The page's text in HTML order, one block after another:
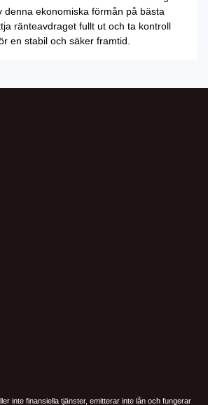
denna ekonomiska förmån på bästa
ränteavdraget fullt ut och ta kontroll
en stabil och säker framtid.
inte finansiella tjänster, emitterar inte lån och fungerar